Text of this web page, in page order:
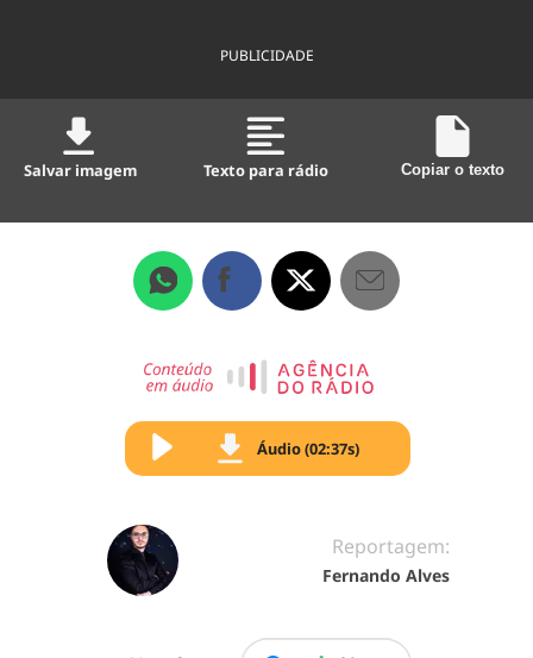
PUBLICIDADE
Salvar imagem Texto para rádio Copiar o texto
Áudio (02:37s)
Reportagem:
Fernando Alves